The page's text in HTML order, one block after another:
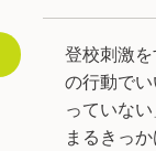
登校刺激
の行動で
っていな
まるきっ